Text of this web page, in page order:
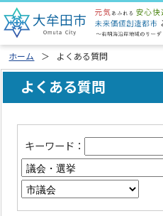
ホーム よくある質問
よくある質問
キーワード：